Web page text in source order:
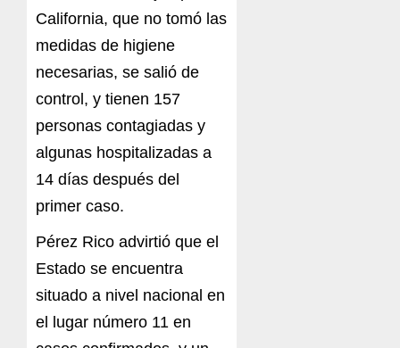
California, que no tomó las
medidas de higiene
necesarias, se salió de
control, y tienen 157
personas contagiadas y
algunas hospitalizadas a
14 días después del
primer caso.
Pérez Rico advirtió que el
Estado se encuentra
situado a nivel nacional en
el lugar número 11 en